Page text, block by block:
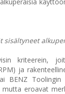
kriteerein,
ja
BENZ
eroavat